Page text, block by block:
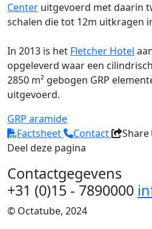
Center uitgevoerd met daarin
schalen die tot 12m uitkragen
In 2013 is het Fletcher Hotel
opgeleverd waar een
2850 m² gebogen GRP
uitgevoerd.
GRP aramide
Factsheet
Contact
Share
Deel deze pagina
Contactgegevens
+31 (0)15 - 7890000
© Octatube, 2024